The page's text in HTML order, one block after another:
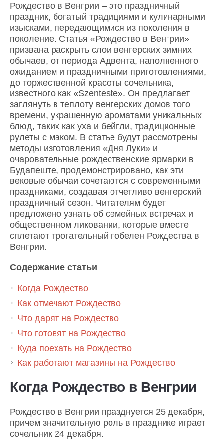
Рождество в Венгрии – это праздничный
праздник, богатый традициями и кулинарными
изысками, передающимися из поколения в
поколение. Статья «Рождество в Венгрии»
призвана раскрыть слои венгерских зимних
обычаев, от периода Адвента, наполненного
ожиданием и праздничными приготовлениями,
до торжественной красоты сочельника,
известного как «Szenteste». Он предлагает
заглянуть в теплоту венгерских домов того
времени, украшенную ароматами уникальных
блюд, таких как уха и бейгли, традиционные
рулеты с маком. В статье будут рассмотрены
методы изготовления «Дня Луки» и
очаровательные рождественские ярмарки в
Будапеште, продемонстрировано, как эти
вековые обычаи сочетаются с современными
праздниками, создавая отчетливо венгерский
праздничный сезон. Читателям будет
предложено узнать об семейных встречах и
общественном ликовании, которые вместе
сплетают трогательный гобелен Рождества в
Венгрии.
Содержание статьи
Когда Рождество
Как отмечают Рождество
Что дарят на Рождество
Что готовят на Рождество
Куда поехать на Рождество
Как работают магазины на Рождество
Когда Рождество в Венгрии
Рождество в Венгрии празднуется 25 декабря,
причем значительную роль в празднике играет
сочельник 24 декабря.